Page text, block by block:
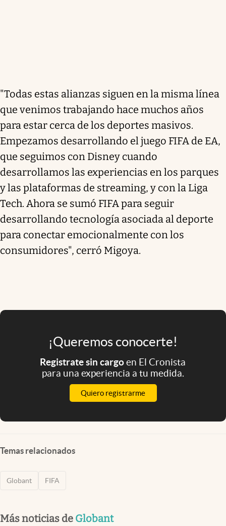
"Todas estas alianzas siguen en la misma línea
que venimos trabajando hace muchos años
para estar cerca de los deportes masivos.
Empezamos desarrollando el juego FIFA de EA,
que seguimos con Disney cuando
desarrollamos las experiencias en los parques
y las plataformas de streaming, y con la Liga
Tech. Ahora se sumó FIFA para seguir
desarrollando tecnología asociada al deporte
para conectar emocionalmente con los
consumidores", cerró Migoya.
¡Queremos conocerte!
Registrate sin cargoen El Cronista
para una experiencia a tu medida.
Quiero registrarme
Temas relacionados
Globant FIFA
Más noticias de Globant